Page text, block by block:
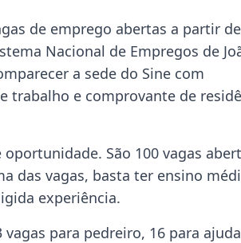
de emprego abertas a partir
Nacional de Empregos de
a sede do Sine com
trabalho e comprovante de
São 100 vagas
das vagas, basta ter ensino
experiência.
para pedreiro, 16 para